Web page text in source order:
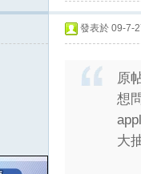
發表於 09-7-
原
想
大